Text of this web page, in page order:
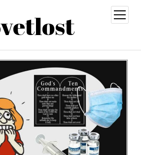
open
menu